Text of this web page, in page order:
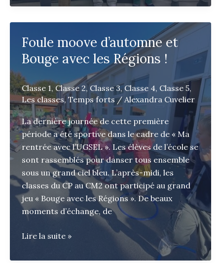
des
maisons
Foule moove d’automne et
Bouge avec les Régions !
Classe 1, Classe 2, Classe 3, Classe 4, Classe 5,
Les classes, Temps forts/Alexandra Cuvelier
La dernière journée de cette première
période a été sportive dans le cadre de « Ma
rentrée avec l’UGSEL ». Les élèves de l’école se
sont rassemblés pour danser tous ensemble
sous un grand ciel bleu. L’après-midi, les
classes du CP au CM2 ont participé au grand
jeu « Bouge avec les Régions ». De beaux
moments d’échange, de
Foule
Lire la suite »